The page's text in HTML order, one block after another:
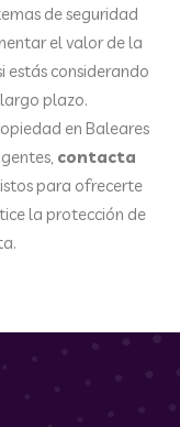
de seguridad
el valor de la
estás considerando
plazo.
en Baleares
contacta
para ofrecerte
la protección de